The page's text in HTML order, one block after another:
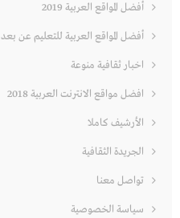
أفضل المواقع العربية 2019
أفضل المواقع العربية للتعليم عن بعد
اخبار ثقافية منوعة
افضل مواقع الانترنت العربية 2018
الأرشيف كاملا
الجريدة الثقافية
تواصل معنا
سياسة الخصوصية